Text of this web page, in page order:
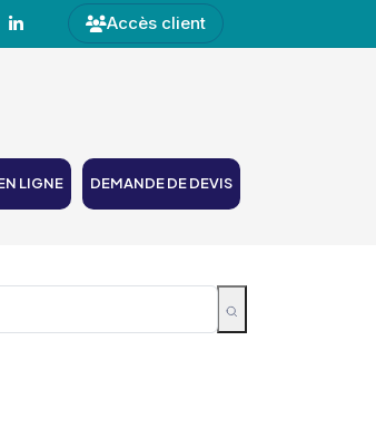
Accès client
LIGNE DEMANDE DE DEVIS